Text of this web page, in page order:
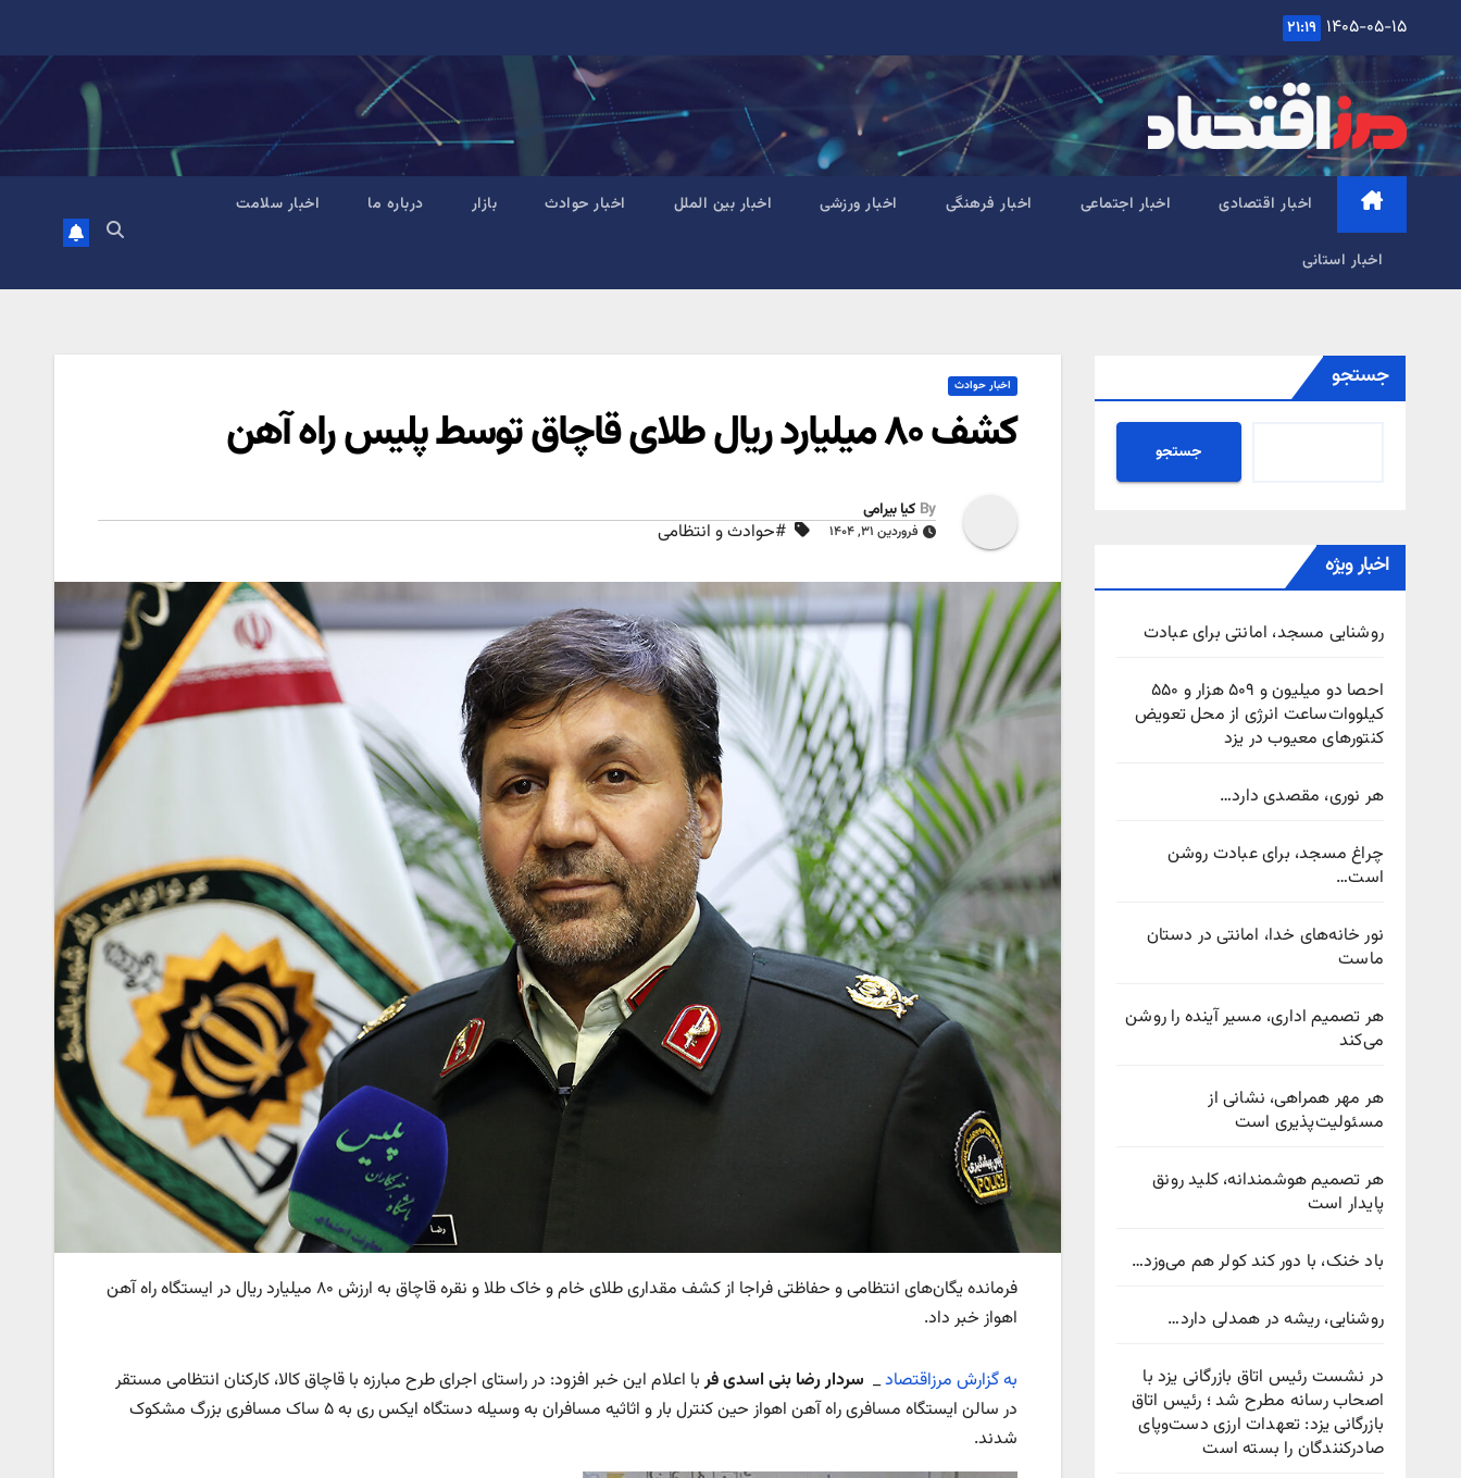
content
۱۴۰۵-۰۵-۱۵ ۲۱:۱۹
اخبار اقتصادی اخبار اجتماعی اخبار فرهنگی اخبار ورزشی اخبار بین الملل اخبار حوادث بازار درباره ما اخبار سلامت
اخبار استانی
جستجو
جستجو
اخبار ویژه
روشنایی مسجد، امانتی برای عبادت
احصا دو میلیون و ۵۰۹ هزار و ۵۵۰
کیلووات‌ساعت انرژی از محل تعویض
کنتورهای معیوب در یزد
هر نوری، مقصدی دارد…
چراغ مسجد، برای عبادت روشن
است…
نور خانه‌های خدا، امانتی در دستان
ماست
هر تصمیم اداری، مسیر آینده را روشن
می‌کند
هر مهر همراهی، نشانی از
مسئولیت‌پذیری است
هر تصمیم هوشمندانه، کلید رونق
پایدار است
باد خنک، با دور کند کولر هم می‌وزد…
روشنایی، ریشه در همدلی دارد…
در نشست رئیس اتاق بازرگانی یزد با
اصحاب رسانه مطرح شد ؛ رئیس اتاق
بازرگانی یزد: تعهدات ارزی دست‌وپای
صادرکنندگان را بسته است
اخبار حوادث
کشف ۸۰ میلیارد ریال طلای قاچاق توسط پلیس راه آهن
By کیا بیرامی
فروردین ۳۱, ۱۴۰۴ #حوادث و انتظامی
فرمانده یگان‌های انتظامی و حفاظتی فراجا از کشف مقداری طلای خام و خاک طلا و نقره قاچاق به ارزش ۸۰ میلیارد ریال در ایستگاه راه آهن
اهواز خبر داد.
به گزارش مرزاقتصاد_ سردار رضا بنی اسدیفربا اعلام این خبر افزود: در راستای اجرای طرح مبارزه با قاچاق کالا، کارکنان انتظامی مستقر
در سالن ایستگاه مسافری راه آهن اهواز حین کنترل بار و اثاثیه مسافران به وسیله دستگاه ایکس ری به ۵ ساک مسافری بزرگ مشکوک
شدند.